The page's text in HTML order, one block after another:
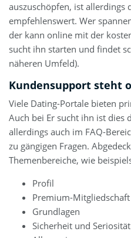
auszuschöpfen, ist
empfehlenswert. Wer
der kann online mit der
sucht ihn starten und findet
näheren Umfeld).
Kundensupport steht
Viele Dating-Portale bieten
Auch bei Er sucht ihn ist dies
allerdings auch im FAQ-
zu gängigen Fragen.
Themenbereiche, wie
Profil
Premium-Mitgliedschaft
Grundlagen
Sicherheit und Seriosität